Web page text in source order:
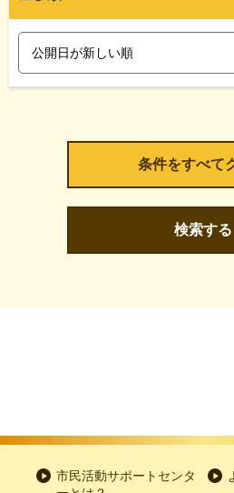
検索する
市民活動サポートセンタ